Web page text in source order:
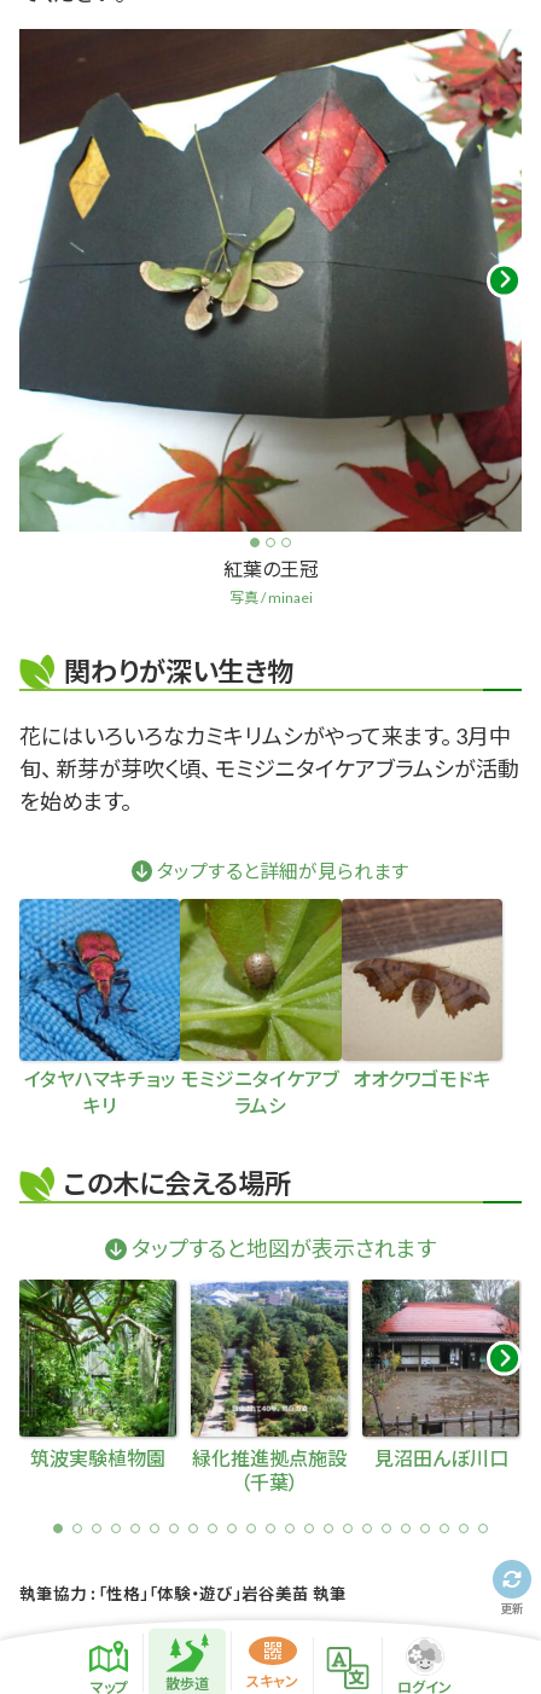
紅葉の王冠
写真 / minaei
関わりが深い生き物
花にはいろいろなカミキリムシがやって来ます。 3月中
旬、 新芽が芽吹く頃、 モミジニタイケアブラムシが活動
を始めます。
タップすると詳細が見られます
イタヤハマキチョッ
キリ
モミジニタイケアブ
ラムシ
オオクワゴモドキ
この木に会える場所
タップすると地図が表示されます
筑波実験植物園
緑化推進拠点施設
（千葉）
見沼田んぼ川口
執筆協力 : 「性格」「体験・遊び」岩谷美苗 執筆
更新
マップ 散歩道 スキャン ログイン
散歩道紹介ページ
緑地紹介情報